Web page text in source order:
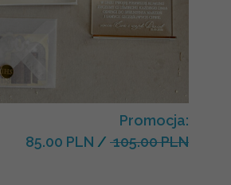
Promocja:
85.00 PLN / 105.00 PLN